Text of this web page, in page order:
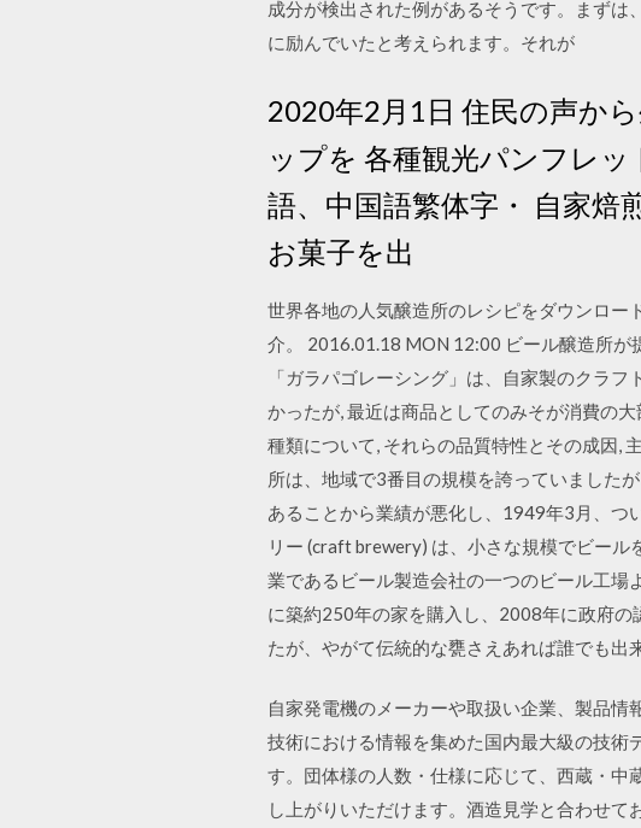
成分が検出された例があるそうです。まず
に励んでいたと考えられます。それが
2020年2月1日 住民の声か
ップを 各種観光パンフレ
語、中国語繁体字・ 自家焙
お菓子を出
世界各地の人気醸造所のレシピをダウンロー
介。 2016.01.18 MON 12:00 ビール醸造所が
「ガラパゴレーシング」は、自家製のクラ
かったが, 最近は商品としてのみそが消費の
種類について, それらの品質特性とその成因,
所は、地域で3番目の規模を誇っていました
あることから業績が悪化し、1949年3月、つ
リー (craft brewery) は、小さな規模でビー
業であるビール製造会社の一つのビール工
に築約250年の家を購入し、2008年に政府
たが、やがて伝統的な甕さえあれば誰でも
自家発電機のメーカーや取扱い企業、製品
技術における情報を集めた国内最大級の技術
す。団体様の人数・仕様に応じて、西蔵・中
し上がりいただけます。酒造見学と合わせて